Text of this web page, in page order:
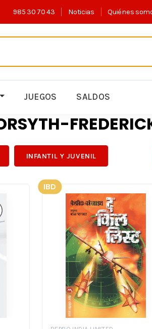
985 30 70 43 Noticias Quiénes
JUEGOS SALDOS
INFANTIL Y JUVENIL
IBD